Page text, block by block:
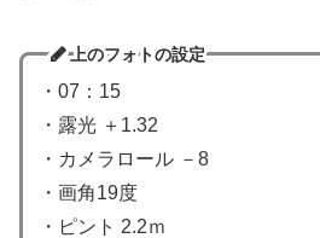
上のフォトの設定
・07：15
・露光 ＋1.32
・カメラロール －8
・画角19度
・ピント 2.2ｍ